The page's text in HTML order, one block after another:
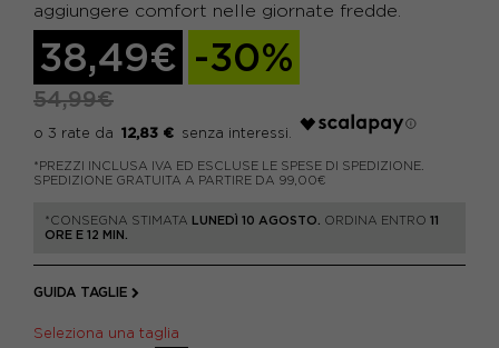
aggiungere comfort nelle giornate fredde.
38,49€ -30%
54,99€
12,83 €
*PREZZI INCLUSA IVA ED ESCLUSE LE SPESE DI SPEDIZIONE.
SPEDIZIONE GRATUITA A PARTIRE DA 99,00€
*CONSEGNA STIMATA LUNEDÌ 10 AGOSTO. ORDINA ENTRO 11
ORE E 12 MIN.
GUIDA TAGLIE
Seleziona una taglia